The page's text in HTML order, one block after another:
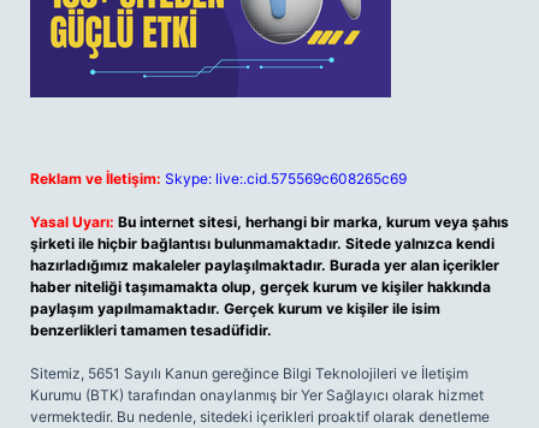
Reklam ve İletişim: Skype: live:.cid.575569c608265c69
Yasal Uyarı: Bu internet sitesi, herhangi bir marka, kurum veya şahıs
şirketi ile hiçbir bağlantısı bulunmamaktadır. Sitede yalnızca kendi
hazırladığımız makaleler paylaşılmaktadır. Burada yer alan içerikler
haber niteliği taşımamakta olup, gerçek kurum ve kişiler hakkında
paylaşım yapılmamaktadır. Gerçek kurum ve kişiler ile isim
benzerlikleri tamamen tesadüfidir.
Sitemiz, 5651 Sayılı Kanun gereğince Bilgi Teknolojileri ve İletişim
Kurumu (BTK) tarafından onaylanmış bir Yer Sağlayıcı olarak hizmet
vermektedir. Bu nedenle, sitedeki içerikleri proaktif olarak denetleme